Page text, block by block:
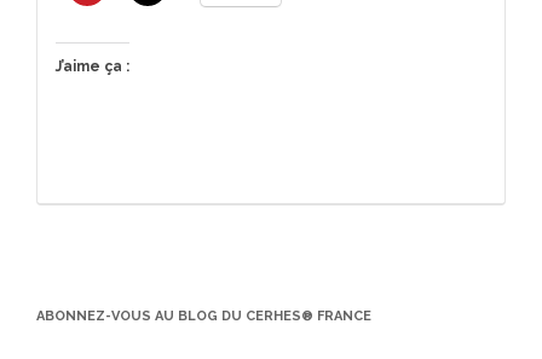
J’aime ça :
ABONNEZ-VOUS AU BLOG DU CERHES® FRANCE